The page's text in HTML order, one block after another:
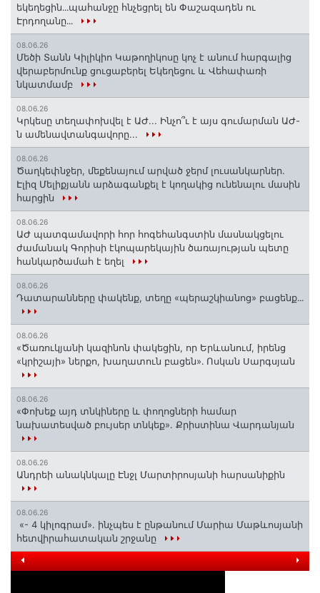
եկեղեցին․․․պահանջը հնչեցրել են Փաշազադեն ու
Էրդողանը․․․
08.06.26
Մեծի Տանն Կիլիկիո Կաթողիկոսը կոչ է անում հարգալից
վերաբերմունք ցուցաբերել Եկեղեցու և Վեհափառի
նկատմամբ
08.06.26
Կրկեսը տեղափոխվել է ԱԺ... Ինչո՞ւ է այս գումարման ԱԺ-
ն ամենավտանգավորը...
08.06.26
Ծաղկեփնջեր, մեքենայում արված ջերմ լուսանկարներ.
Էլիզ Մելիքյանն արձագանքել է կողակից ունենալու մասին
հարցին
08.06.26
ԱԺ պատգամավորի հոր հոգեհանգստին մասնակցելու
ժամանակ Գորիսի էկոպարեկային ծառայության պետը
հանկարծամահ է եղել
08.06.26
Դատարանները փակենք, տեղը «պերաշկիանոց» բացենք․․․
08.06.26
«Ծառուկյանի կազինոն փակեցին, որ Երևանում, իրենց
«կրիշայի» ներքո, խաղատուն բացեն»․ Ոսկան Սարգսյան
08.06.26
«Փոխեք այդ տնկիները և փողոցների համար
նախատեսված բույսեր տնկեք». Քրիստինա Վարդանյան
08.06.26
Անդրեի անակնկալը Էնջլ Մարտիրոսյանի հարսանիքին
08.06.26
«- 4 կիլոգրամ». ինչպես է ընթանում Մարիա Մաթևոսյանի
հետվիրահատական շրջանը